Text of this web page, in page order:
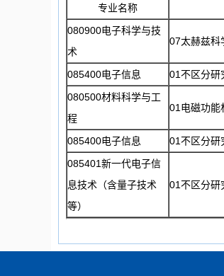
专业名称
080900电子科学与技
术
07太赫兹科
085400电子信息 01不区分研
080500材料科学与工
程
01电磁功能
085400电子信息 01不区分研
085401新一代电子信
息技术（含量子技术
等）
01不区分研